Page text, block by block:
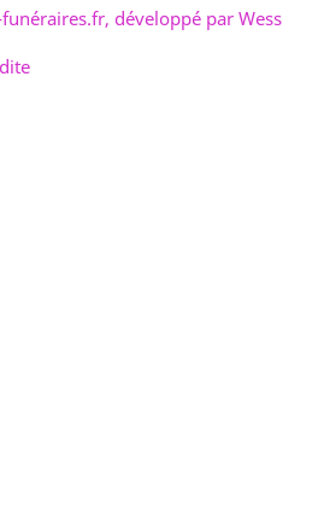
développé par Wess